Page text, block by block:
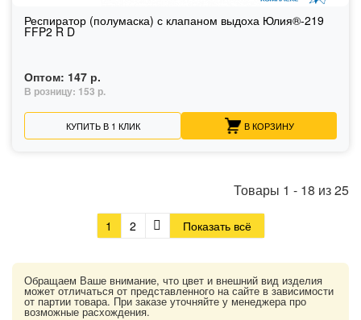
Респиратор (полумаска) с клапаном выдоха Юлия®-219
FFP2 R D
Оптом: 147 р.
В розницу: 153 р.
КУПИТЬ В 1 КЛИК В КОРЗИНУ
Товары 1 - 18 из25
1 2 Показать всё
Обращаем Ваше внимание, что цвет и внешний вид изделия
может отличаться от представленного на сайте в зависимости
от партии товара. При заказе уточняйте у менеджера про
возможные расхождения.